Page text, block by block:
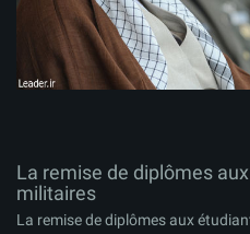
La remise de diplômes
militaires
La remise de diplômes aux